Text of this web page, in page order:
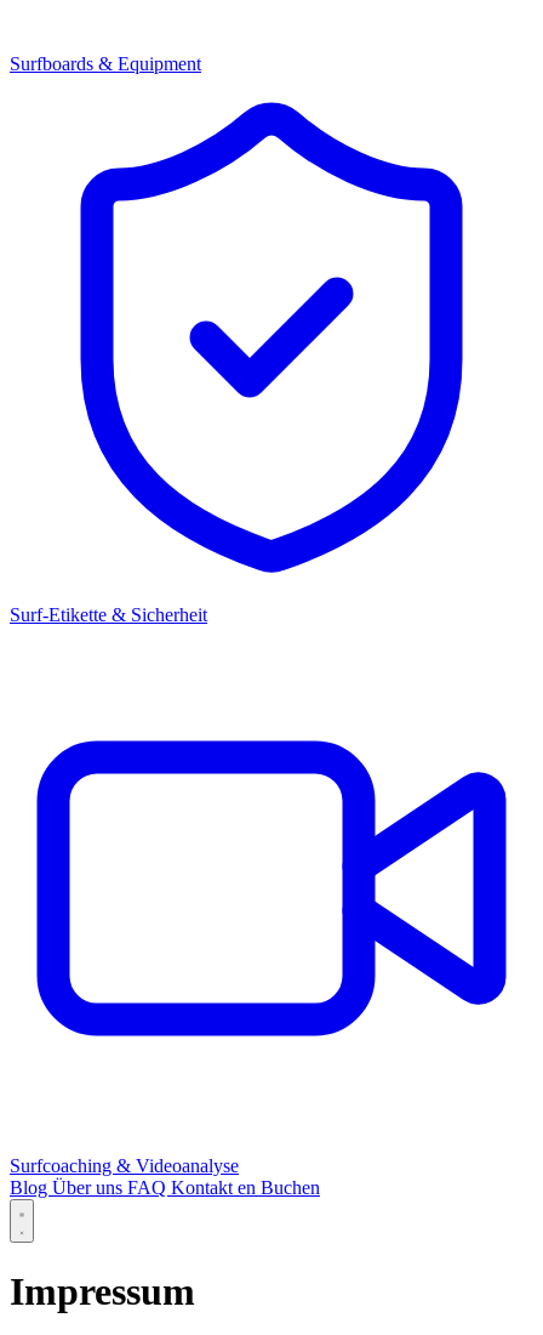
Surfboards & Equipment
Surf-Etikette & Sicherheit
Surfcoaching & Videoanalyse
Blog Über uns FAQ Kontakten Buchen
Impressum